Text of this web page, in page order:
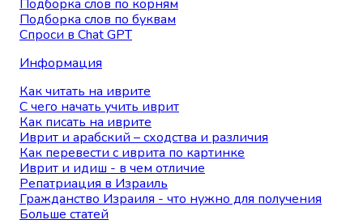
Подборка слов по корням
Подборка слов по буквам
Спроси в Chat GPT
Информация
Как читать на иврите
С чего начать учить иврит
Как писать на иврите
Иврит и арабский – сходства и различия
Как перевести с иврита по картинке
Иврит и идиш - в чем отличие
Репатриация в Израиль
Гражданство Израиля - что нужно для получения
Больше статей